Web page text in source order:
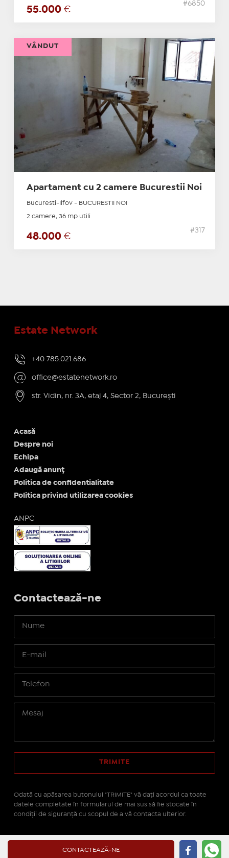
55.000 €
#6850
Apartament cu 2 camere Bucurestii Noi
Bucuresti-Ilfov - BUCURESTII NOI
2 camere, 36 mp utili
48.000 €
#317
VÂNDUT
CONTACTEAZĂ-NE
Estate Network
+40 785.021.686
office@estatenetwork.ro
str. Vidin, nr. 3A, etaj 4, Sector 2, București
Acasă
Despre noi
Echipa
Adaugă anunț
Politica de confidentialitate
Politica privind utilizarea cookies
ANPC
Contactează-ne
Odată cu apăsarea butonului "TRIMITE" vă daţi acordul ca toate
datele completate în formularul de mai sus să fie stocate în
condiţii de siguranţă cu scopul de a vă contacta ulterior.
IMOPEDIA.ro - Anunțuri
pe tehnologie Real Manager - CRM Imobiliar